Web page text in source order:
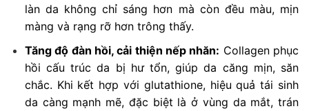
làn da không chỉ sáng hơn mà còn đều màu, mịn
màng và rạng rỡ hơn trông thấy.
Tăng độ đàn hồi, cải thiện nếp nhăn: Collagen phục
hồi cấu trúc da bị hư tổn, giúp da căng mịn, săn
chắc. Khi kết hợp với glutathione, hiệu quả tái sinh
da càng mạnh mẽ, đặc biệt là ở vùng da mắt, trán